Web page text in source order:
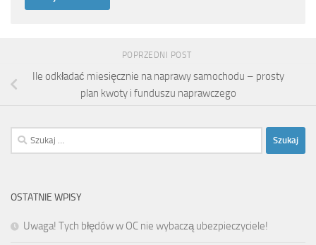
POPRZEDNI POST
Ile odkładać miesięcznie na naprawy samochodu – prosty
plan kwoty i funduszu naprawczego
Szukaj:
OSTATNIE WPISY
Uwaga! Tych błędów w OC nie wybaczą ubezpieczyciele!